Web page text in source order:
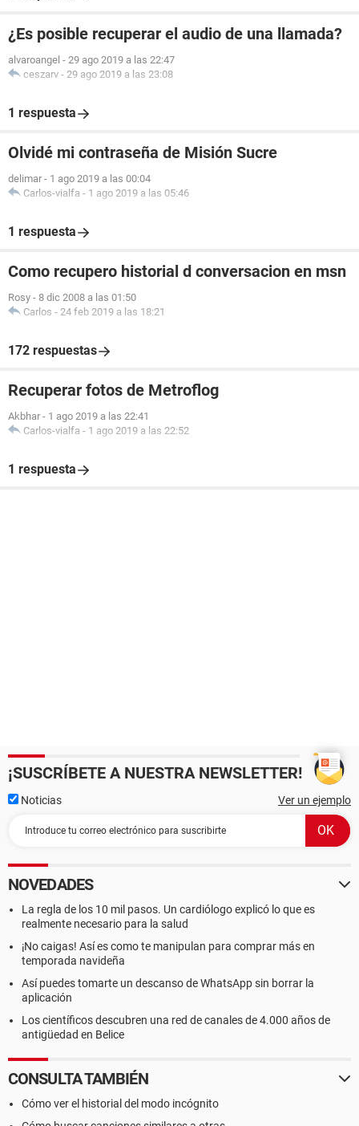
¿Es posible recuperar el audio de una llamada?
alvaroangel - 29 ago 2019 a las 22:47
ceszarv - 29 ago 2019 a las 23:08
1 respuesta
Olvidé mi contraseña de Misión Sucre
delimar - 1 ago 2019 a las 00:04
Carlos-vialfa - 1 ago 2019 a las 05:46
1 respuesta
Como recupero historial d conversacion en msn
Rosy - 8 dic 2008 a las 01:50
Carlos - 24 feb 2019 a las 18:21
172 respuestas
Recuperar fotos de Metroflog
Akbhar - 1 ago 2019 a las 22:41
Carlos-vialfa - 1 ago 2019 a las 22:52
1 respuesta
¡SUSCRÍBETE A NUESTRA NEWSLETTER!
Noticias Ver un ejemplo
NOVEDADES
La regla de los 10 mil pasos. Un cardiólogo explicó lo que es
realmente necesario para la salud
¡No caigas! Así es como te manipulan para comprar más en
temporada navideña
Así puedes tomarte un descanso de WhatsApp sin borrar la
aplicación
Los científicos descubren una red de canales de 4.000 años de
antigüedad en Belice
CONSULTA TAMBIÉN
Cómo ver el historial del modo incógnito